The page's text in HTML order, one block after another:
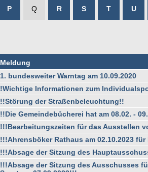
P Q R S T U
Meldung
1. bundesweiter Warntag am 10.09.2020
!Wichtige Informationen zum
!!Störung der Straßenbeleuchtung!!
!!Die Gemeindebücherei hat am 08.02. -
!!!Bearbeitungszeiten für das Ausstellen
!!!Ahrensböker Rathaus am 02.10.2023
!!!Absage der Sitzung des
!!!Absage der Sitzung des Ausschusses